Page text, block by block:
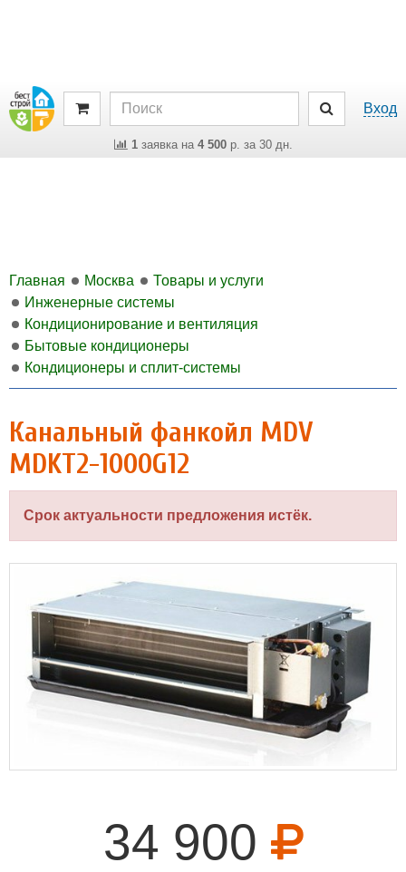
Вход
1заявка на 4 500р. за 30 дн.
Главная Москва
Товары и услуги
Инженерные системы
Кондиционирование и вентиляция
Бытовые кондиционеры
Кондиционеры и сплит-системы
Канальный фанкойл MDV
MDKT2-1000G12
Срок актуальности предложения истёк.
34 900